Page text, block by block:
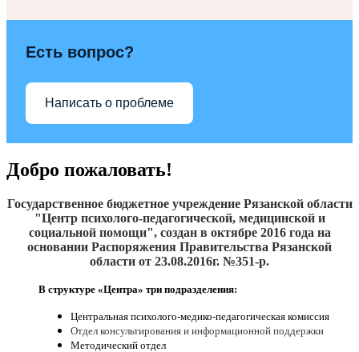
Есть вопрос?
Написать о проблеме
Добро пожаловать!
Государственное бюджетное учреждение Рязанской области
"Центр психолого-педагогической, медицинской и
социальной помощи", создан в октябре 2016года на
основании Распоряжения Правительства Рязанской
области от 23.08.2016г. №351-р.
В структуре «Центра» три подразделения:
Центральная психолого-медико-педагогическая комиссия
Отдел консультирования и информационной поддержки
Методический отдел